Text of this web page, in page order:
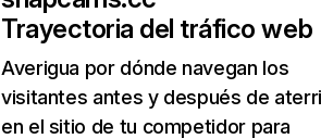
Trayectoria del tráfico web
Averigua por dónde navegan los
visitantes antes y después de
en el sitio de tu competidor para